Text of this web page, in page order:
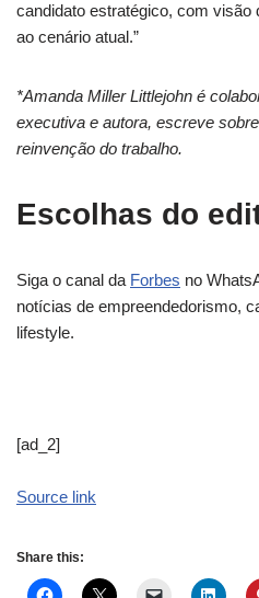
candidato estratégico, com visão
ao cenário atual.”
*Amanda Miller Littlejohn é
executiva e autora, escreve
reinvenção do trabalho.
Escolhas do
Siga o canal da Forbes no
notícias de empreendedorismo,
lifestyle.
[ad_2]
Source link
Share this: